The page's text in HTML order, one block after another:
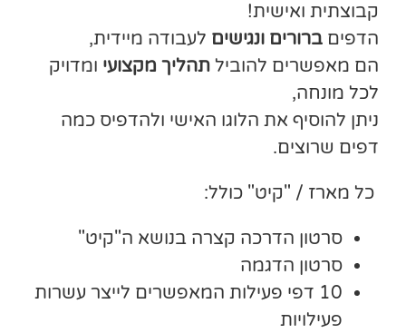
קבוצתית ואישית!
הדפים ברורים ונגישים לעבודה מיידית,
הם מאפשרים להוביל תהליך מקצועי ומדויק
לכל מונחה,
ניתן להוסיף את הלוגו האישי ולהדפיס כמה
דפים שרוצים.
כל מארז / "קיט" כולל:
סרטון הדרכה קצרה בנושא ה"קיט"
סרטון הדגמה
10 דפי פעילות המאפשרים לייצר עשרות
פעילויות